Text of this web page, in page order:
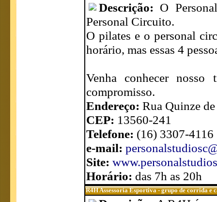
Descrição: O
Personal Circuito.
O pilates e o personal
horário, mas essas 4
Venha conhecer nosso
compromisso.
Endereço: Rua Quinze
CEP: 13560-241
Telefone: (16) 3307-4116
e-mail:
Site:
Horário: das 7h as 20h
R4H Assessoria Esportiva - grupo de corrida e